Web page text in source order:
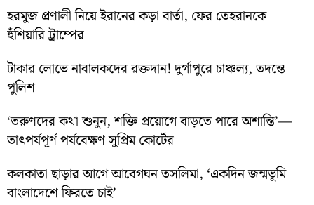
হরমুজ প্রণালী নিয়ে ইরানের কড়া বার্তা, ফের তেহরানকে
হুঁশিয়ারি ট্রাম্পের
টাকার লোভে নাবালকদের রক্তদান! দুর্গাপুরে চাঞ্চল্য, তদন্তে
পুলিশ
‘তরুণদের কথা শুনুন, শক্তি প্রয়োগে বাড়তে পারে অশান্তি’—
তাৎপর্যপূর্ণ পর্যবেক্ষণ সুপ্রিম কোর্টের
কলকাতা ছাড়ার আগে আবেগঘন তসলিমা, ‘একদিন জন্মভূমি
বাংলাদেশে ফিরতে চাই’